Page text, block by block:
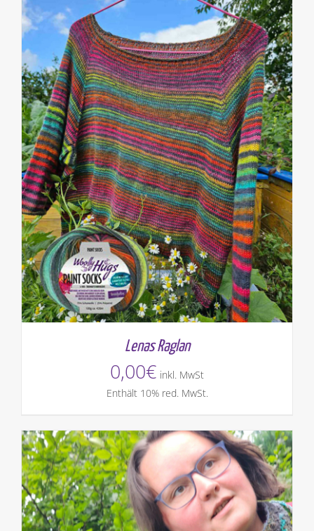
Lenas Raglan
0,00€ inkl. MwSt
Enthält 10% red. MwSt.